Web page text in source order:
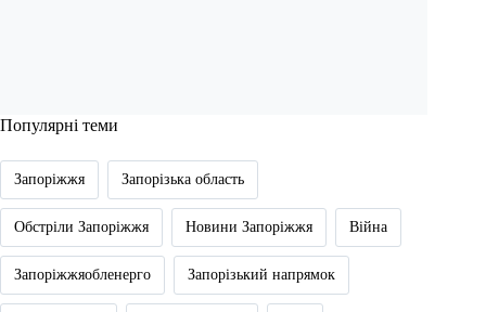
Популярні теми
Запоріжжя Запорізька область
Обстріли Запоріжжя Новини Запоріжжя Війна
Запоріжжяобленерго Запорізький напрямок